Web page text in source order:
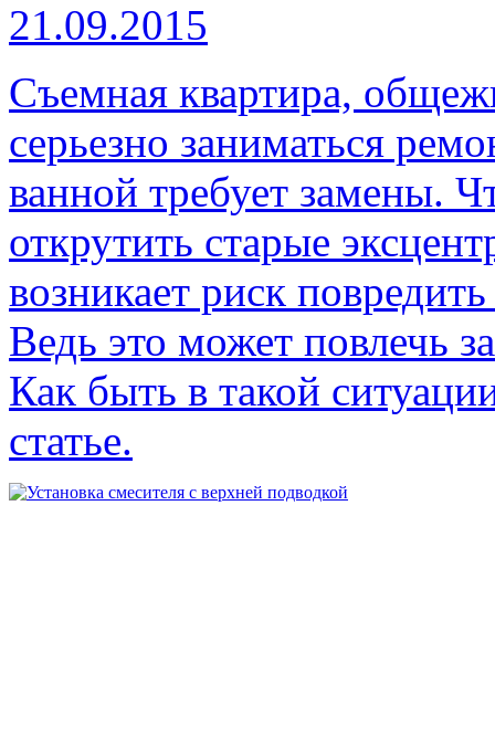
21.09.2015
Съемная квартира,
серьезно заниматься
ванной требует замены.
открутить старые
возникает риск
Ведь это может повлечь
Как быть в такой
статье.